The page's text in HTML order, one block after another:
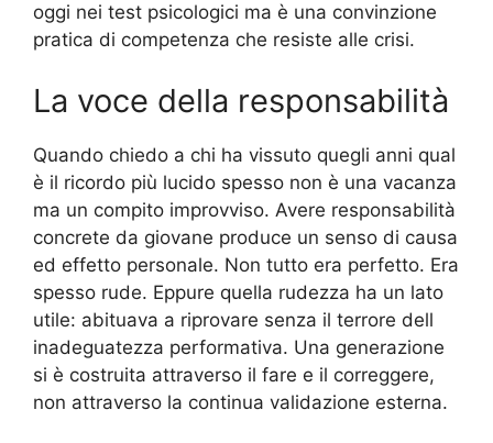
oggi nei test psicologici ma è una convinzione
pratica di competenza che resiste alle crisi.
La voce della responsabilità
Quando chiedo a chi ha vissuto quegli anni qual
è il ricordo più lucido spesso non è una vacanza
ma un compito improvviso. Avere responsabilità
concrete da giovane produce un senso di causa
ed effetto personale. Non tutto era perfetto. Era
spesso rude. Eppure quella rudezza ha un lato
utile: abituava a riprovare senza il terrore dell
inadeguatezza performativa. Una generazione
si è costruita attraverso il fare e il correggere,
non attraverso la continua validazione esterna.